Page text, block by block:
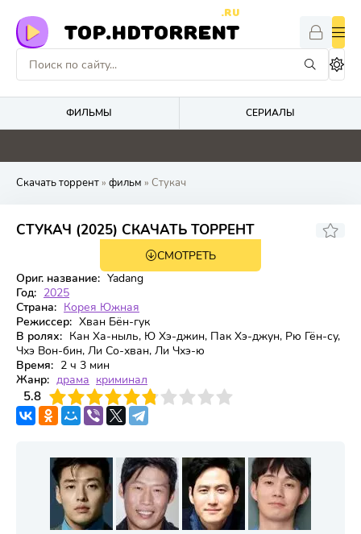
TOP.HDTORRENT
.RU
ФИЛЬМЫ СЕРИАЛЫ
0 0 0 4.1
Скачать торрент» фильм » Стукач
СТУКАЧ (2025) СКАЧАТЬ ТОРРЕНТ
FHD (1080p)
7.125 6.5
СМОТРЕТЬ
Ориг. название: Yadang
Год: 2025
Страна: Корея Южная
Режиссер: Хван Бён-гук
В ролях: Кан Ха-ныль, Ю Хэ-джин, Пак Хэ-джун, Рю Гён-су,
Чхэ Вон-бин, Ли Со-хван, Ли Чхэ-ю
Время: 2 ч 3 мин
Жанр: драма криминал
5.8
4 6 7 8 9 10